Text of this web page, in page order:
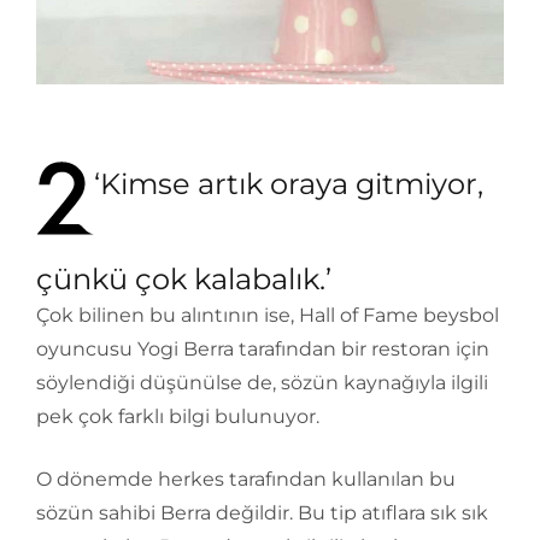
‘Kimse artık oraya gitmiyor,
çünkü çok kalabalık.’
Çok bilinen bu alıntının ise, Hall of Fame beysbol
oyuncusu Yogi Berra tarafından bir restoran için
söylendiği düşünülse de, sözün kaynağıyla ilgili
pek çok farklı bilgi bulunuyor.
O dönemde herkes tarafından kullanılan bu
sözün sahibi Berra değildir. Bu tip atıflara sık sık